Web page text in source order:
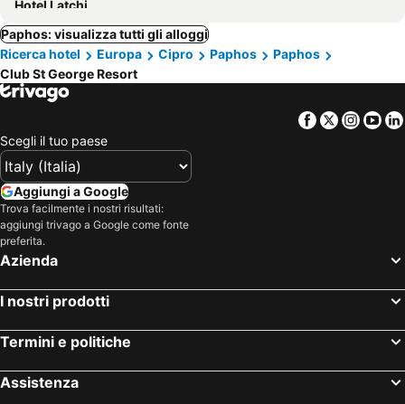
Hotel Latchi
Paphos: visualizza tutti gli alloggi
Ricerca hotel
Europa Cipro Paphos
Paphos
Club St George Resort
Facebook
Twitter
Scegli il tuo paese
Aggiungi a Google
Trova facilmente i nostri risultati:
aggiungi trivago a Google come fonte
preferita.
Azienda
I nostri prodotti
Termini e politiche
Assistenza